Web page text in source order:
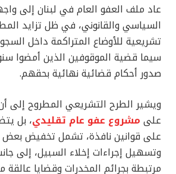
عاد ملف العفو العام في لبنان إلى
السياسي والقانوني، في ظل تزايد
تشريعية للأوضاع المتراكمة داخل السجون
سيما قضية الموقوفين الذين أمضوا
صدور أحكام قضائية نهائية بحقهم.
ويشير الطرح التشريعي المطروح إلى
على مشروع عفو عام تقليدي، بل
على قوانين نافذة، تشمل تخفيض بعض
وتسهيل إجراءات إخلاء السبيل، إلى
مرتبطة بجرائم المخدرات وقضايا عالقة